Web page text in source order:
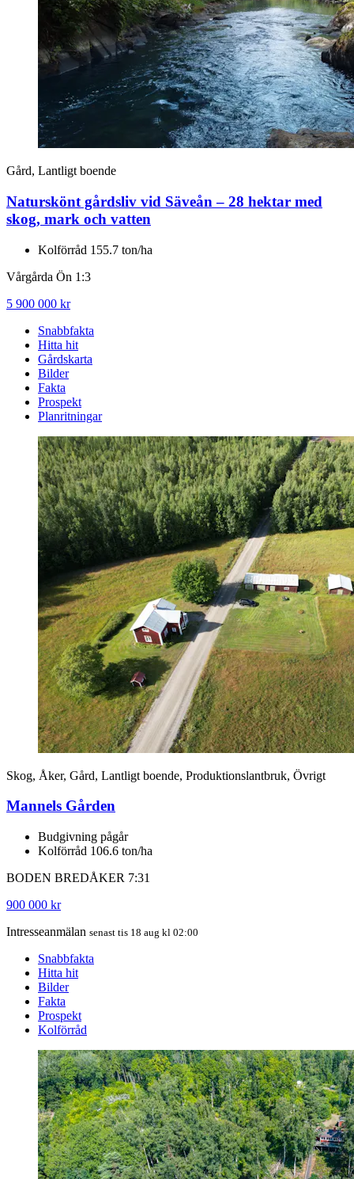
Gård, Lantligt boende
Naturskönt gårdsliv vid Säveån – 28 hektar med
skog, mark och vatten
Kolförråd 155.7 ton/ha
Vårgårda Ön 1:3
5 900 000 kr
Snabbfakta
Hitta hit
Gårdskarta
Bilder
Fakta
Prospekt
Planritningar
Skog, Åker, Gård, Lantligt boende, Produktionslantbruk, Övrigt
Mannels Gården
Budgivning pågår
Kolförråd 106.6 ton/ha
BODEN BREDÅKER 7:31
900 000 kr
Intresseanmälan senast tis 18 aug kl 02:00
Snabbfakta
Hitta hit
Bilder
Fakta
Prospekt
Kolförråd